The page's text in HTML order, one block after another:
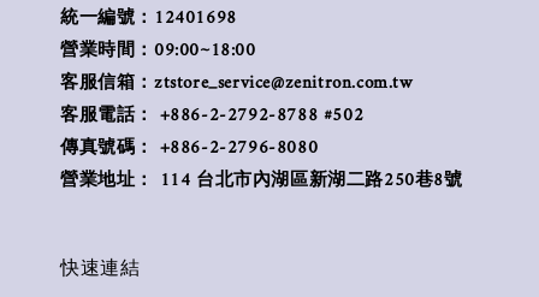
統一編號：12401698
營業時間：09:00~18:00
客服信箱：ztstore_service@zenitron.com.tw
客服電話： +886-2-2792-8788 #502
傳真號碼： +886-2-2796-8080
營業地址： 114 台北市內湖區新湖二路250巷8號
快速連結